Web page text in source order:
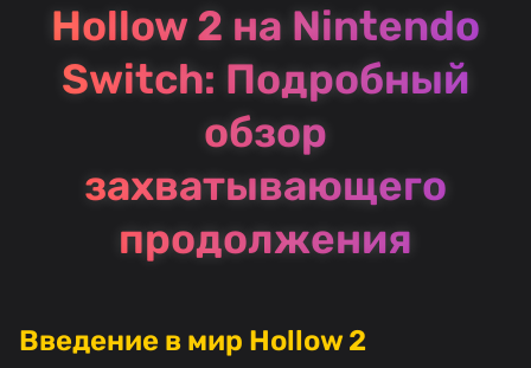
Hollow 2 на Nintendo
Switch: Подробный
обзор
захватывающего
продолжения
Введение в мир Hollow 2